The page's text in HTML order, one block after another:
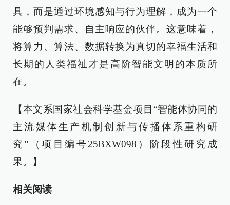
具，而是通过环境感知与行为理解，成为一个
能够预判需求、自主响应的伙伴。这意味着，
将算力、算法、数据转换为真切的幸福生活和
长期的人类福祉才是高阶智能文明的本质所
在。
【本文系国家社会科学基金项目“智能体协同的
主流媒体生产机制创新与传播体系重构研
究”（项目编号25BXW098）阶段性研究成
果。】
相关阅读